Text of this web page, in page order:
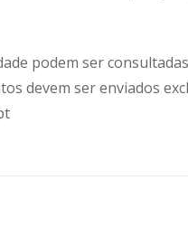
podem ser
devem ser enviados